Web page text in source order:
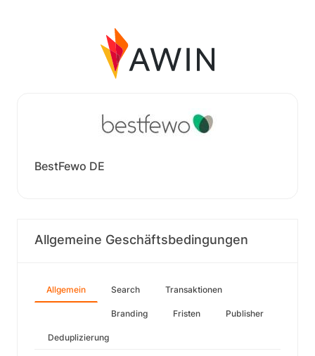
BestFewo DE
Allgemeine Geschäftsbedingungen
Allgemein Search Transaktionen
Branding Fristen Publisher
Deduplizierung